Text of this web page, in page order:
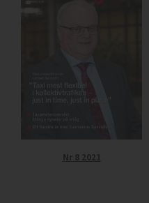
Nr 8 2021